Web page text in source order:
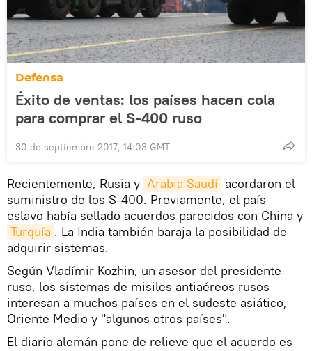
Defensa
Éxito de ventas: los países hacen cola
para comprar el S-400 ruso
30 de septiembre 2017, 14:03 GMT
Recientemente, Rusia y Arabia Saudí acordaron el
suministro de los S-400. Previamente, el país
eslavo había sellado acuerdos parecidos con China y
Turquía . La India también baraja la posibilidad de
adquirir sistemas.
Según Vladímir Kozhin, un asesor del presidente
ruso, los sistemas de misiles antiaéreos rusos
interesan a muchos países en el sudeste asiático,
Oriente Medio y "algunos otros países".
El diario alemán pone de relieve que el acuerdo es